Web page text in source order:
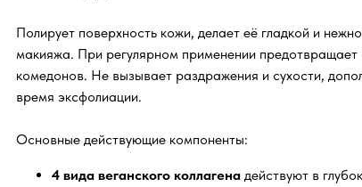
Полирует поверхность кожи, делает её гладкой и
макияжа. При регулярном применении
комедонов. Не вызывает раздражения и сухости,
время эксфолиации.
Основные действующие компоненты:
4 вида веганского коллагена действуют в